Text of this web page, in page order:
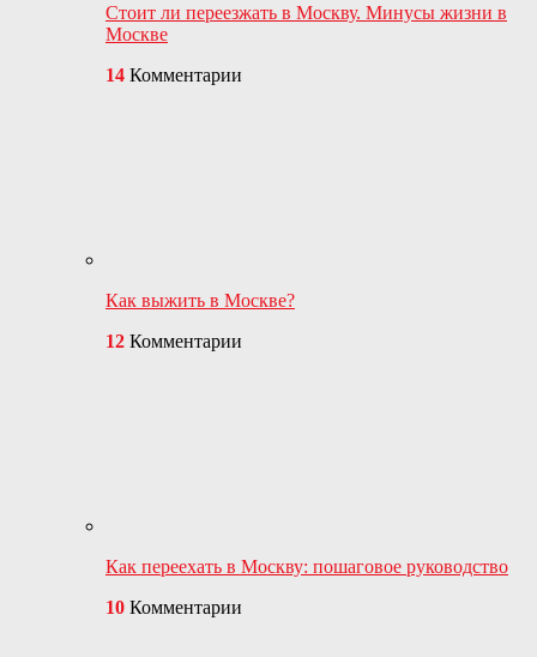
Стоит ли переезжать в Москву. Минусы жизни в
Москве
14 Комментарии
Как выжить в Москве?
12 Комментарии
Как переехать в Москву: пошаговое руководство
10 Комментарии